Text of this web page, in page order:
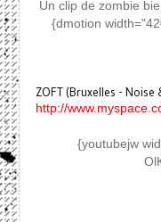
Un clip de zombie
{dmotion
ZOFT (Bruxelles - Noise
http://
{youtubejw